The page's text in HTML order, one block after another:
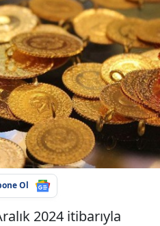
Ol
2024 itibarıyla